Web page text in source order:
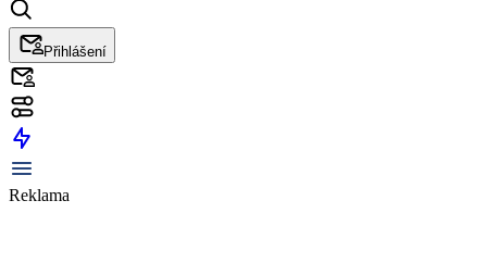
Přihlášení
Reklama